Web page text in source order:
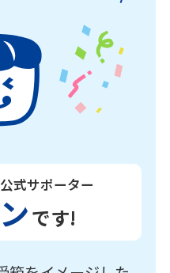
式サポーター
です!